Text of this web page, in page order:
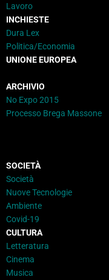
Lavoro
INCHIESTE
Dura Lex
Politica/Economia
UNIONE EUROPEA
ARCHIVIO
No Expo 2015
Processo Brega Massone
SOCIETÀ
Società
Nuove Tecnologie
Ambiente
Covid-19
CULTURA
Letteratura
Cinema
Musica